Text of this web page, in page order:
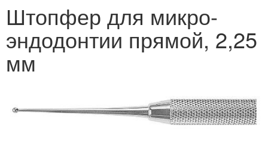
Штопфер для микро-
эндодонтии прямой, 2,25
мм